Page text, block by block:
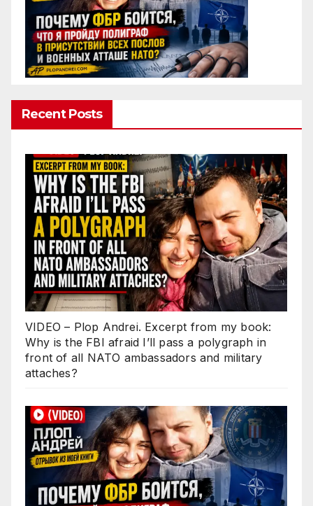
Recent Posts
VIDEO – Plop Andrei. Excerpt from my book:
Why is the FBI afraid I’ll pass a polygraph in
front of all NATO ambassadors and military
attaches?